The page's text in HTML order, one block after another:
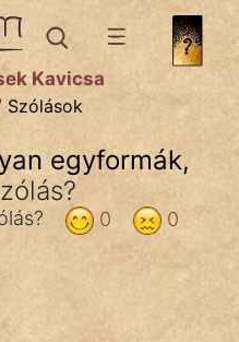
témák:
Kavicsa
Szólások
egyformák,
0
0